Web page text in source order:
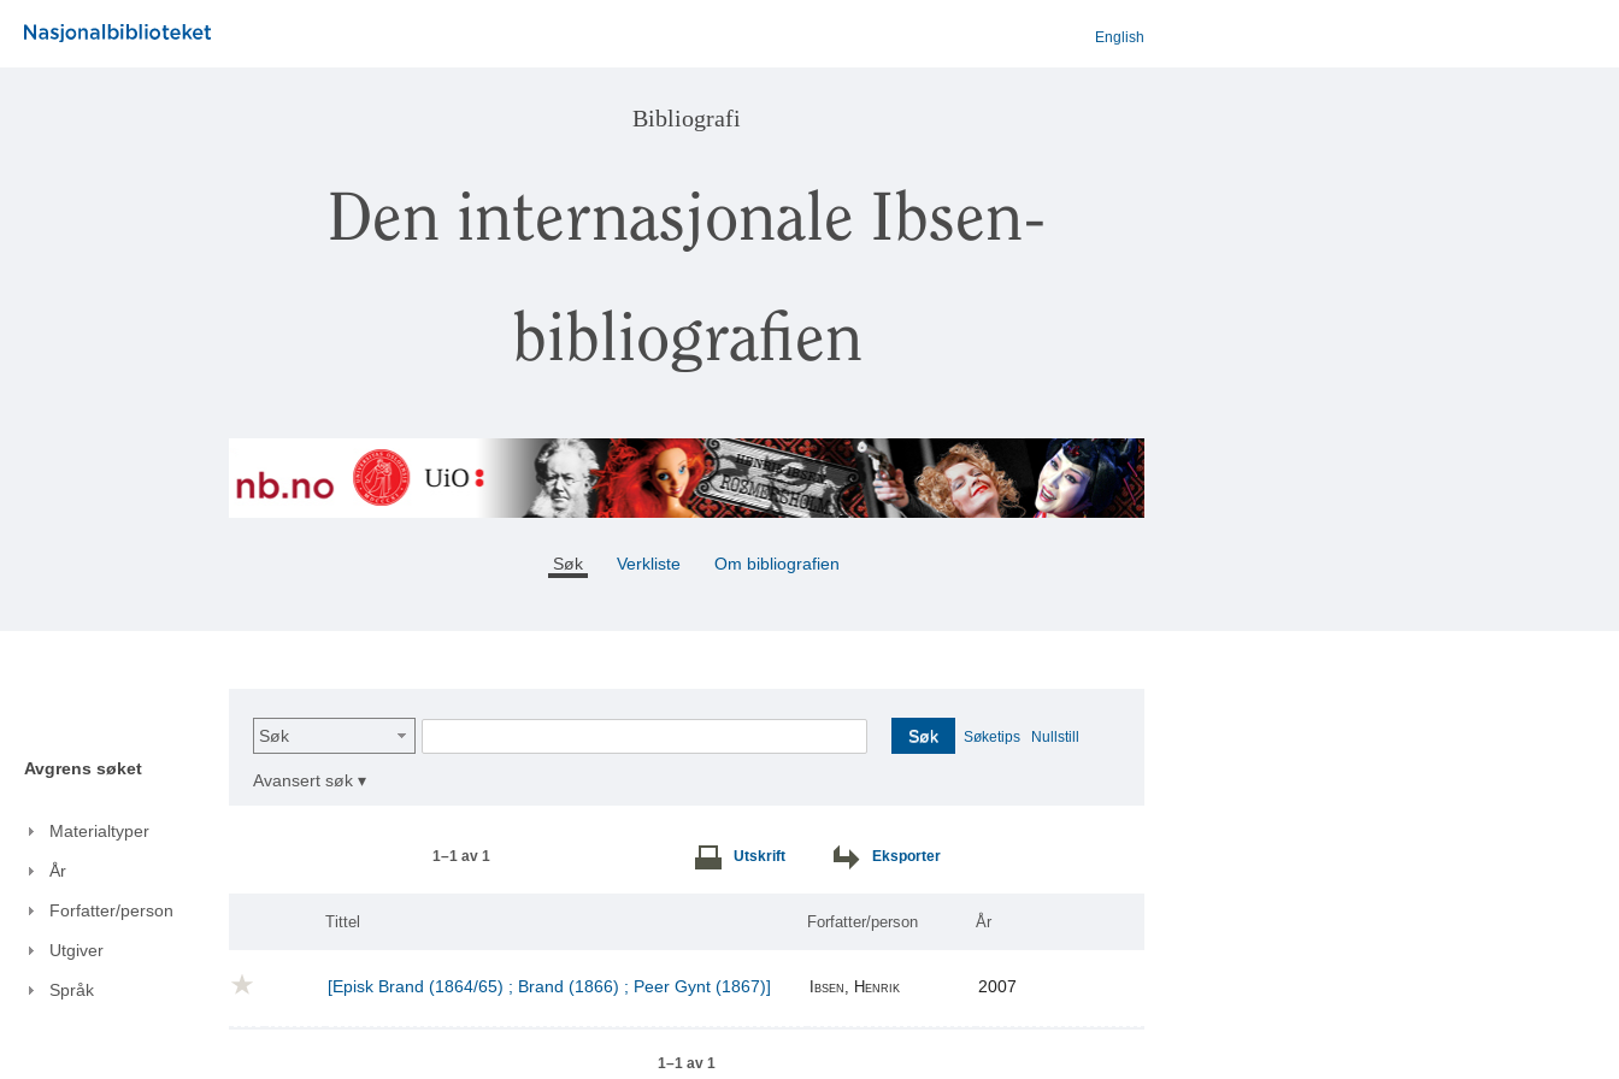
English
Bibliografi
Den internasjonale Ibsen-
bibliografien
Søk Verkliste Om bibliografien
Avgrens søket
Materialtyper
År
Forfatter/person
Utgiver
Språk
Søk Søk Søketips Nullstill
Avansert søk ▾
1–1 av 1 Utskrift Eksporter
Tittel Forfatter/person År
[Episk Brand (1864/65) ; Brand (1866) ; Peer Gynt (1867)] Ibsen, Henrik 2007
1–1 av 1